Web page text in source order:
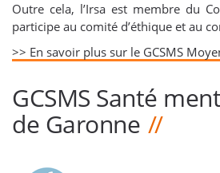
Outre cela, l’Irsa est membre du
participe au comité d’éthique et au
>> En savoir plus sur le GCSMS
GCSMS Santé
de Garonne